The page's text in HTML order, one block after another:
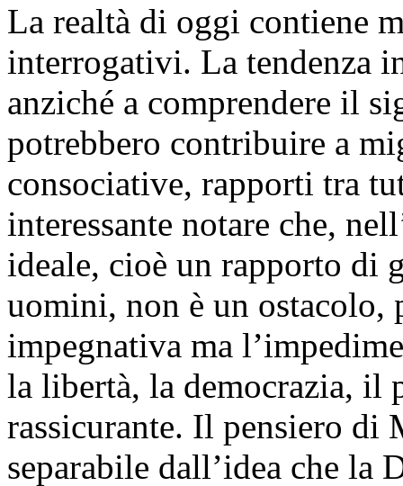
La realtà di oggi contiene
interrogativi. La tendenza
anziché a comprendere il
potrebbero contribuire a
consociative, rapporti tra
interessante notare che,
ideale, cioè un rapporto di
uomini, non è un ostacolo,
impegnativa ma
la libertà, la democrazia, il
rassicurante. Il pensiero di
separabile dall’idea che la